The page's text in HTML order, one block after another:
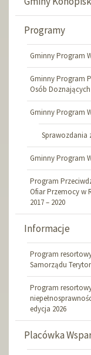
Programy
Gminny Program
Gminny Program
Osób
Gminny Program
Sprawozdania
Gminny Program
Program
Ofiar Przemocy w
2017 – 2020
Informacje
Program
Samorządu
Program
edycja 2026
Placówka